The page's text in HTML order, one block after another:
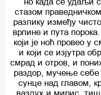
но када се удаљи
стазом
разлику између
врлине и пута
који је ноћ провео у
и који се изјутра
смрад и отров, и
раздор, мучење себе
сунце над главом,